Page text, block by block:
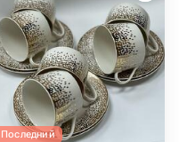
Последний